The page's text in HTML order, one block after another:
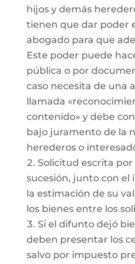
hijos y demás
tienen que dar poder
abogado para que
Este poder puede
pública o por
caso necesita de una
llamada
contenido» y debe
bajo juramento de la
herederos o
Solicitud escrita por
sucesión, junto con el
la estimación de su
los bienes entre los
Si el difunto dejó
deben presentar los
salvo por impuesto